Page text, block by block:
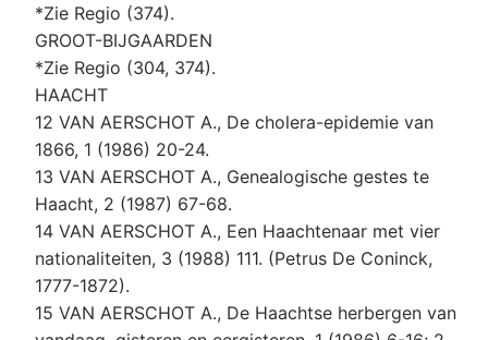
*Zie Regio (374).
GROOT-BIJGAARDEN
*Zie Regio (304, 374).
HAACHT
12 VAN AERSCHOT A., De cholera-epidemie van
1866, 1 (1986) 20-24.
13 VAN AERSCHOT A., Genealogische gestes te
Haacht, 2 (1987) 67-68.
14 VAN AERSCHOT A., Een Haachtenaar met vier
nationaliteiten, 3 (1988) 111. (Petrus De Coninck,
1777-1872).
15 VAN AERSCHOT A., De Haachtse herbergen van